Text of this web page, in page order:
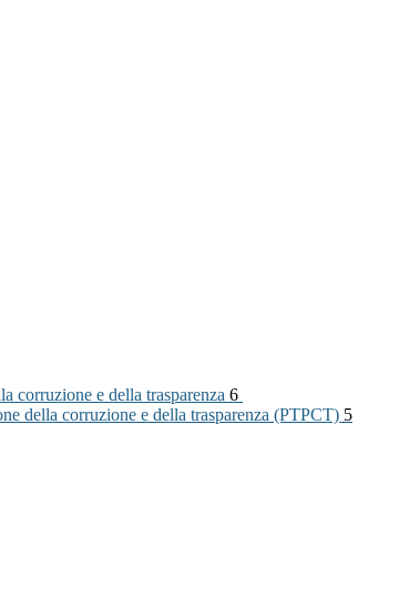
corruzione e della trasparenza 6
della corruzione e della trasparenza (PTPCT) 5